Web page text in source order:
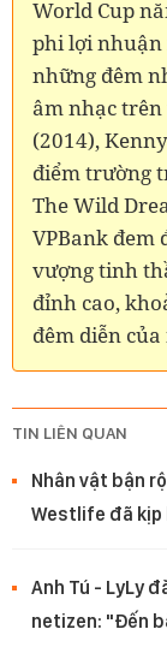
World Cup
phi lợi nhuận
những đêm
âm nhạc
(2014),
điểm trường
The Wild
VPBank đem
vượng tinh
đỉnh cao,
đêm diễn
TIN LIÊN QUAN
Nhân vật bận
Westlife đã kịp
Anh Tú - LyLy
netizen: "Đến